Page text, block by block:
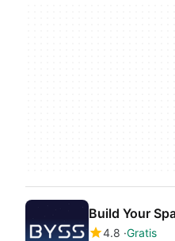
Build Your
4.8 Gratis